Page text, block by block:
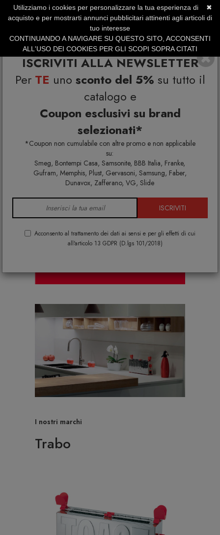
ISCRIVITI ALLA NEWSLETTER
Per TE uno sconto del 5% su tutto il
catalogo e
Coupon esclusivi su brand
selezionati*
*Coupon non cumulabile con altre promo e non applicabile
su:
Smeg, Bontempi Casa, Samsonite, BBB Italia, Franke,
Gufram, Memphis, Plust, Gervasoni, Samsung, Faber,
Dunavox, Zafferano, VG, Slide
ISCRIVITI
Acconsento al trattamento dei dati ai sensi e per gli effetti di cui
all'articolo 13 GDPR (D.lgs 101/2018)
SERVIZIO CLIENTI +39.0773.470.562
SUMMER SALES | Fino al 40% di Sconto
Home
I nostri marchi
Trabo
✖
Utilizziamo i cookies per personalizzare la tua esperienza di
acquisto e per mostrarti annunci pubblicitari attinenti agli articoli di
tuo interesse
CONTINUANDO A NAVIGARE SU QUESTO SITO, ACCONSENTI
ALL'USO DEI COOKIES PER GLI SCOPI SOPRA CITATI